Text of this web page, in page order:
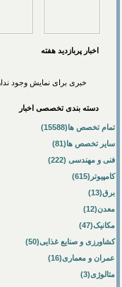
اخبار پربازديد هفته
خبری برای نمایش وجود
دسته بندی تخصصی اخبار
تمام تخصص ها(15588)
سایر تخصص ها(81)
فنی و مهندسی (222)
کامپیوتر(615)
برق(13)
معدن(12)
مکانیک(47)
کشاورزی و صنایع غذایی(50)
عمران و معماری(16)
متالوژی(3)